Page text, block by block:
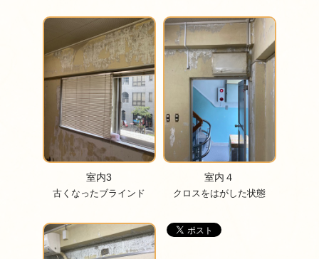
室内3
古くなったブラインド
室内４
クロスをはがした状態